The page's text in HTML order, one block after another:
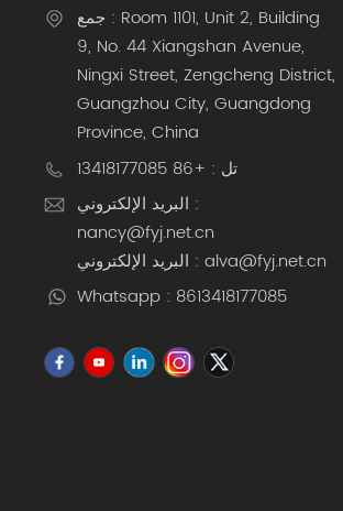
جمع : Room 1101, Unit 2, Building
9, No. 44 Xiangshan Avenue,
Ningxi Street, Zengcheng District,
Guangzhou City, Guangdong
Province, China
تل : +86 13418177085
البريد الإلكتروني :
nancy@fyj.net.cn
البريد الإلكتروني : alva@fyj.net.cn
Whatsapp : 8613418177085